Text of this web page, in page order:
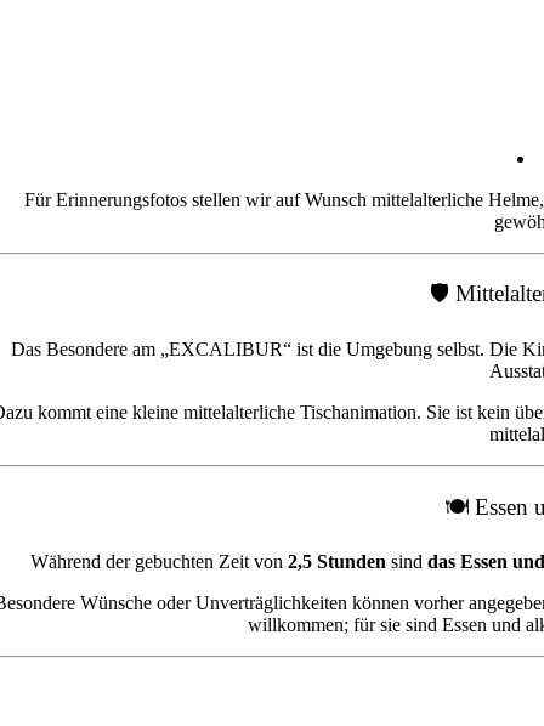
Für Erinnerungsfotos stellen wir auf Wunsch mittelalterliche
🛡️
Das Besondere am „EXCALIBUR“ ist die Umgebung selbst. Die
kommt eine kleine mittelalterliche Tischanimation. Sie ist kein
🍽️ Essen
Während der gebuchten Zeit von 2,5 Stunden sind das Essen
Wünsche oder Unverträglichkeiten können vorher
willkommen; für sie sind Essen und